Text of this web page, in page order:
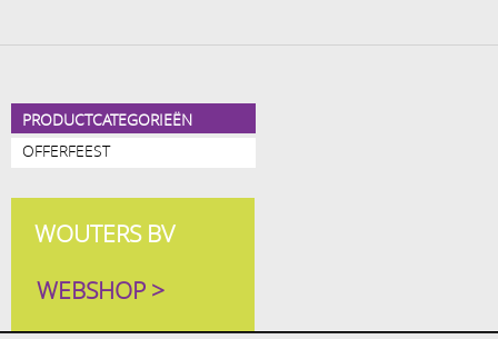
PRODUCTCATEGORIEËN
OFFERFEEST
WOUTERS BV
WEBSHOP >